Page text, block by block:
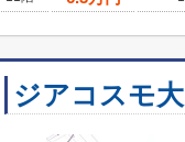
ジアコスモ